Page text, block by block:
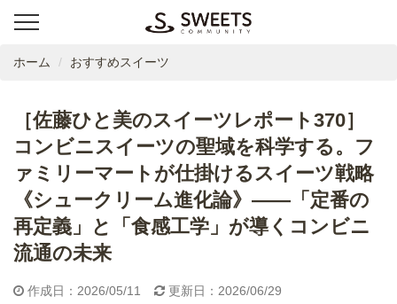
ホーム おすすめスイーツ
［佐藤ひと美のスイーツレポート370］
コンビニスイーツの聖域を科学する。フ
ァミリーマートが仕掛けるスイーツ戦略
《シュークリーム進化論》――「定番の
再定義」と「食感工学」が導くコンビニ
流通の未来
作成日：2026/05/11 更新日：2026/06/29